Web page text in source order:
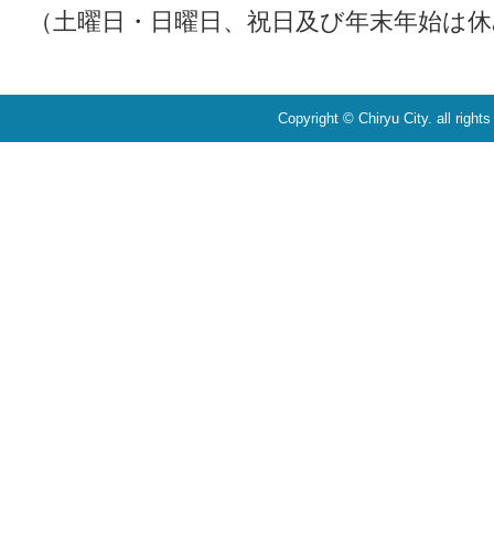
（土曜日・日曜日、祝日及び年末年始は
Copyright © Chiryu City. all rights